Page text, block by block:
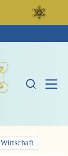
Wirtschaft